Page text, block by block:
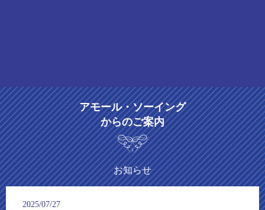
アモール・ソーイング
からのご案内
お知らせ
2025/07/27